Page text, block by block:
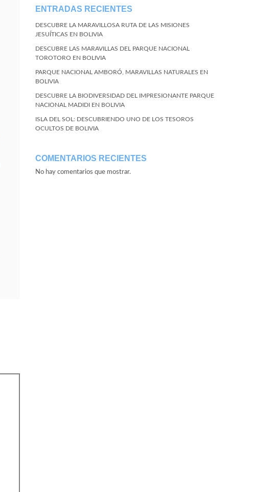
ENTRADAS RECIENTES
DESCUBRE LA MARAVILLOSA RUTA DE LAS MISIONES
JESUÍTICAS EN BOLIVIA
DESCUBRE LAS MARAVILLAS DEL PARQUE NACIONAL
TOROTORO EN BOLIVIA
PARQUE NACIONAL AMBORÓ, MARAVILLAS NATURALES EN
BOLIVIA
DESCUBRE LA BIODIVERSIDAD DEL IMPRESIONANTE PARQUE
NACIONAL MADIDI EN BOLIVIA
ISLA DEL SOL: DESCUBRIENDO UNO DE LOS TESOROS
OCULTOS DE BOLIVIA
COMENTARIOS RECIENTES
No hay comentarios que mostrar.